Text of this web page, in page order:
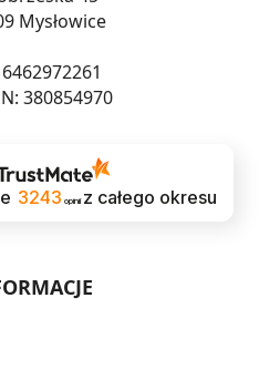
Mysłowice
380854970
3243 opinii z całego okresu